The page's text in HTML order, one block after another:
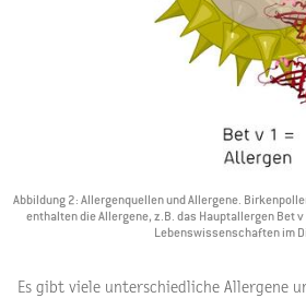
Abbildung 2: Allergenquellen und Allergene.
enthalten die Allergene, z.B. das Hauptallergen Bet
Lebenswissenschaften im
Es gibt viele unterschiedliche Allergene